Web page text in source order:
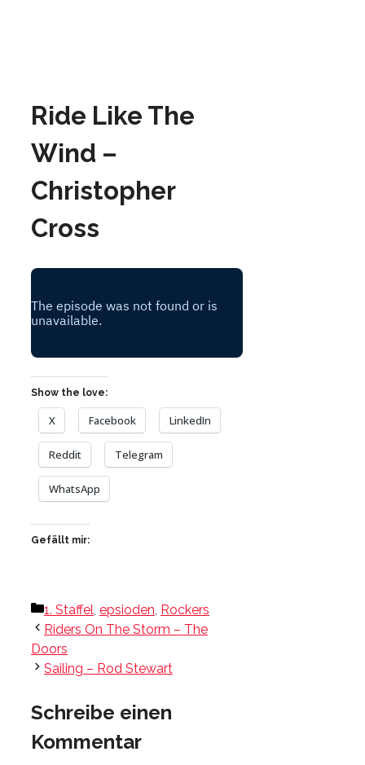
Ride Like The
Wind –
Christopher
Cross
Show the love:
X Facebook LinkedIn
Reddit Telegram
WhatsApp
Gefällt mir:
Kategorien
1. Staffel, epsioden, Rockers
Riders On The Storm – The
Doors
Sailing – Rod Stewart
Schreibe einen
Kommentar